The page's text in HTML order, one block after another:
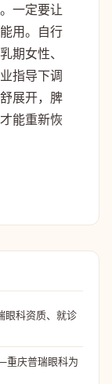
一定要让
用。自行
期女性、
指导下调
展开，脾
能重新恢
眼科资质、就诊
重庆普瑞眼科为